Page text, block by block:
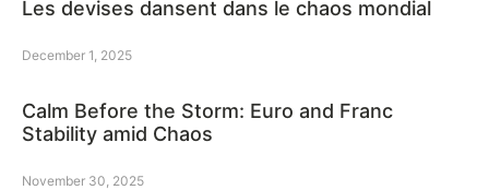
Les devises dansent dans le chaos mondial
December 1, 2025
Calm Before the Storm: Euro and Franc
Stability amid Chaos
November 30, 2025